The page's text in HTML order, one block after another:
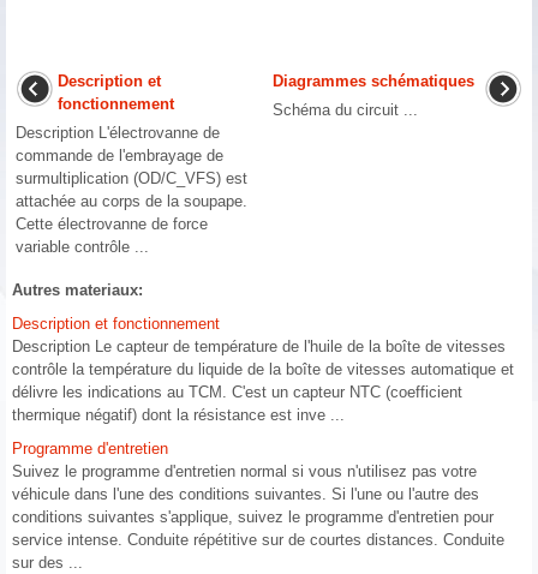
Description et
fonctionnement
Description L'électrovanne de
commande de l'embrayage de
surmultiplication (OD/C_VFS) est
attachée au corps de la soupape.
Cette électrovanne de force
variable contrôle ...
Diagrammes schématiques
Schéma du circuit ...
Autres materiaux:
Description et fonctionnement
Description Le capteur de température de l'huile de la boîte de vitesses
contrôle la température du liquide de la boîte de vitesses automatique et
délivre les indications au TCM. C'est un capteur NTC (coefficient
thermique négatif) dont la résistance est inve ...
Programme d'entretien
Suivez le programme d'entretien normal si vous n'utilisez pas votre
véhicule dans l'une des conditions suivantes. Si l'une ou l'autre des
conditions suivantes s'applique, suivez le programme d'entretien pour
service intense. Conduite répétitive sur de courtes distances. Conduite
sur des ...